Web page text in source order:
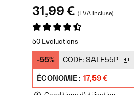
31,99 € (TVA incluse)
50 Evaluations
-55% CODE:SALE55P
ÉCONOMIE : 17,59 €